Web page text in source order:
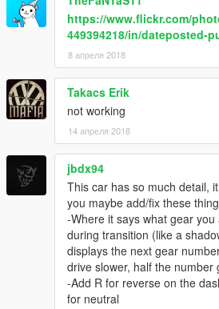
https://www.flickr.com/
449394218/in/dateposted-
8 апреля 2018
Takacs Erik
not working
14 апреля 2018
jbdx94
This car has so much detail,
you maybe add/fix these
-Where it says what gear
during transition (like a
displays the next gear
drive slower, half the number
-Add R for reverse on the
for neutral